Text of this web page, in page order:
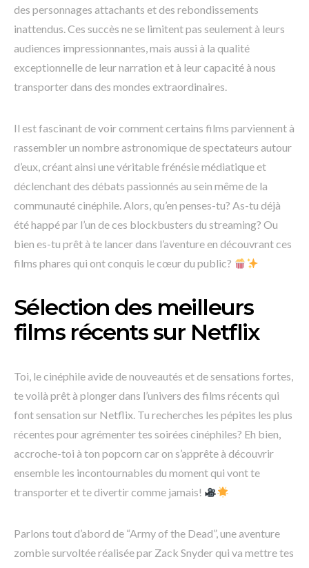
des personnages attachants et des rebondissements
inattendus. Ces succès ne se limitent pas seulement à leurs
audiences impressionnantes, mais aussi à la qualité
exceptionnelle de leur narration et à leur capacité à nous
transporter dans des mondes extraordinaires.
Il est fascinant de voir comment certains films parviennent à
rassembler un nombre astronomique de spectateurs autour
d’eux, créant ainsi une véritable frénésie médiatique et
déclenchant des débats passionnés au sein même de la
communauté cinéphile. Alors, qu’en penses-tu? As-tu déjà
été happé par l’un de ces blockbusters du streaming? Ou
bien es-tu prêt à te lancer dans l’aventure en découvrant ces
films phares qui ont conquis le cœur du public?
Sélection des meilleurs
films récents sur Netflix
Toi, le cinéphile avide de nouveautés et de sensations fortes,
te voilà prêt à plonger dans l’univers des films récents qui
font sensation sur Netflix. Tu recherches les pépites les plus
récentes pour agrémenter tes soirées cinéphiles? Eh bien,
accroche-toi à ton popcorn car on s’apprête à découvrir
ensemble les incontournables du moment qui vont te
transporter et te divertir comme jamais!
Parlons tout d’abord de “Army of the Dead”, une aventure
zombie survoltée réalisée par Zack Snyder qui va mettre tes